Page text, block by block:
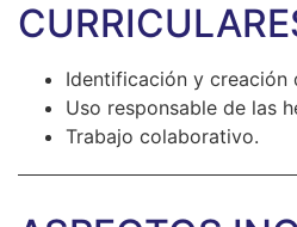
Identificación y creación
Uso responsable de las
Trabajo colaborativo.